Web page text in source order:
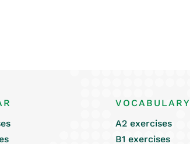
VOCABULARY
A2 exercises
B1 exercises